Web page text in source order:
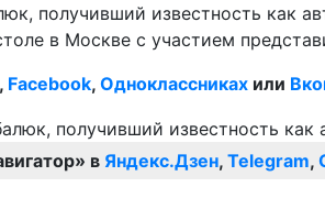
получивший известность как
в Москве с участием
, Facebook, Одноклассниках или
в Яндекс.Дзен, Telegram,